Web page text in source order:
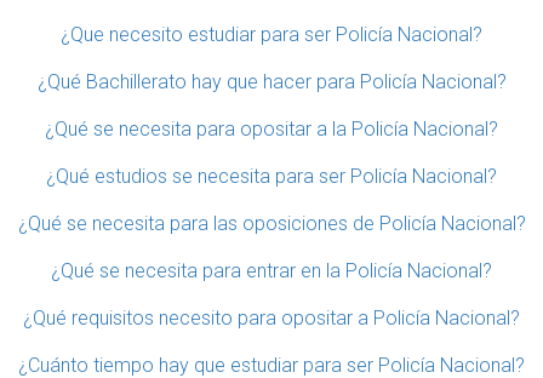
¿Que necesito estudiar para ser Policía Nacional?
¿Qué Bachillerato hay que hacer para Policía Nacional?
¿Qué se necesita para opositar a la Policía Nacional?
¿Qué estudios se necesita para ser Policía Nacional?
¿Qué se necesita para las oposiciones de Policía Nacional?
¿Qué se necesita para entrar en la Policía Nacional?
¿Qué requisitos necesito para opositar a Policía Nacional?
¿Cuánto tiempo hay que estudiar para ser Policía Nacional?